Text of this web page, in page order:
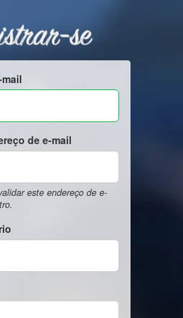
se
de e-mail
este endereço de e-